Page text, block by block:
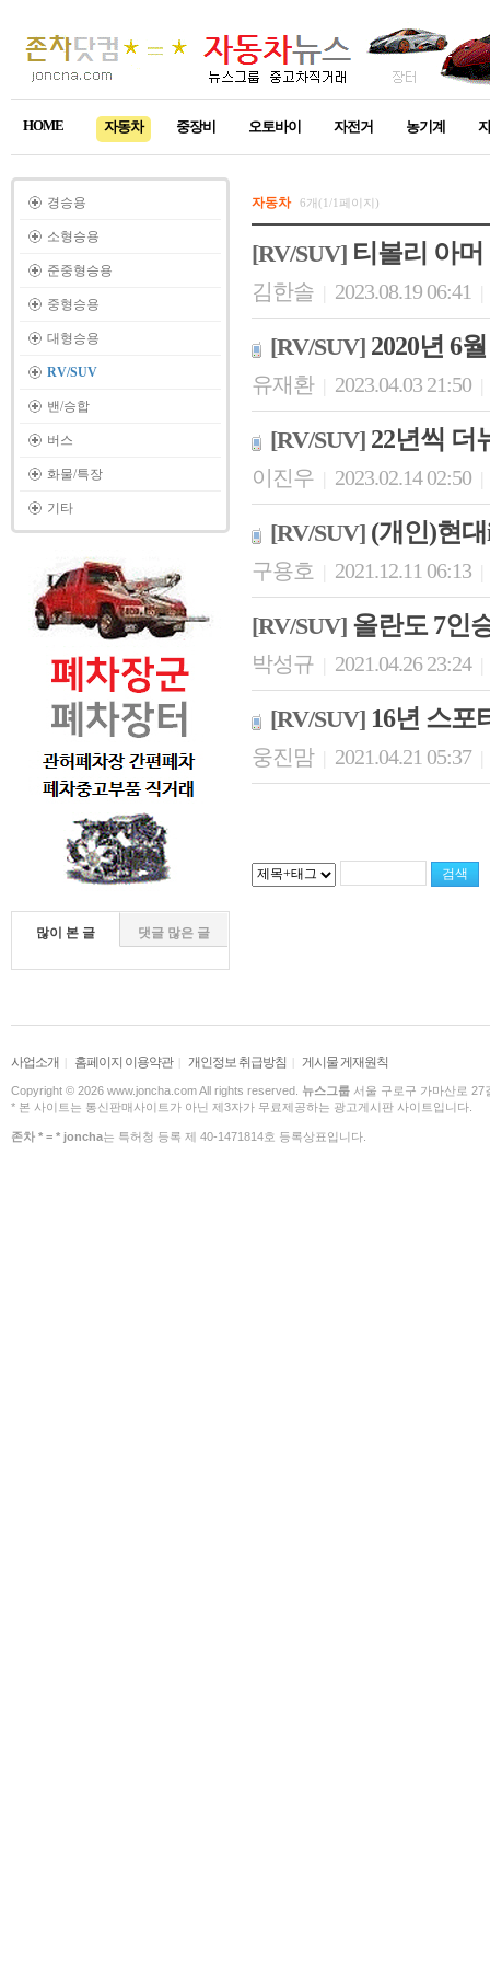
HOME 자동차 중장비 오토바이 자전거 농기계
경승용
소형승용
준중형승용
중형승용
대형승용
RV/SUV
밴/승합
버스
화물/특장
기타
많이 본 글 댓글 많은 글
자동차 6개(1/1페이지)
[RV/SUV] 티볼리 아머
김한솔 2023.08.19 06:41
[RV/SUV] 2020년 6
유재환 2023.04.03 21:50
[RV/SUV] 22년씩 더
이진우 2023.02.14 02:50
[RV/SUV] (개인)현
구용호 2021.12.11 06:13
[RV/SUV] 올란도 7인
박성규 2021.04.26 23:24
[RV/SUV] 16년 스포
웅진맘 2021.04.21 05:37
사업소개 | 홈페이지 이용약관| 개인정보 취급방침 | 게시물 게재원칙
Copyright © 2026 www.joncha.com All rights reserved. 뉴스그룹 서울 구로구 가마산로
* 본 사이트는 통신판매사이트가 아닌 제3자가 무료제공하는 광고게시판 사이트입니다.
존차 * = * joncha는 특허청 등록 제 40-1471814호 등록상표입니다.